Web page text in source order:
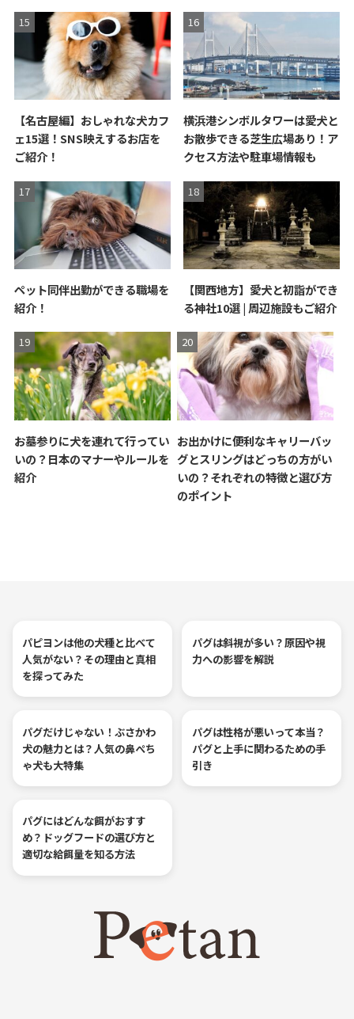
【名古屋編】おしゃれな犬カフ
ェ15選！SNS映えするお店を
ご紹介！
横浜港シンボルタワーは愛犬と
お散歩できる芝生広場あり！ア
クセス方法や駐車場情報も
ペット同伴出勤ができる職場を
紹介！
【関西地方】愛犬と初詣ができ
る神社10選 | 周辺施設もご紹介
お墓参りに犬を連れて行ってい
いの？日本のマナーやルールを
紹介
お出かけに便利なキャリーバッ
グとスリングはどっちの方がい
いの？それぞれの特徴と選び方
のポイント
パピヨンは他の犬種と比べて
人気がない？その理由と真相
を探ってみた
パグは斜視が多い？原因や視
力への影響を解説
パグだけじゃない！ぶさかわ
犬の魅力とは？人気の鼻ぺち
ゃ犬も大特集
パグは性格が悪いって本当？
パグと上手に関わるための手
引き
パグにはどんな餌がおすす
め？ドッグフードの選び方と
適切な給餌量を知る方法